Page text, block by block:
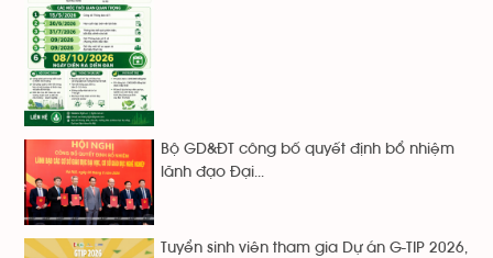
Bộ GD&ĐT công bố quyết định bổ nhiệm
lãnh đạo Đại...
Tuyển sinh viên tham gia Dự án G-TIP 2026,